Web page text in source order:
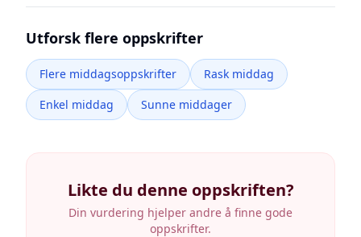
Utforsk flere oppskrifter
Flere middagsoppskrifter
Rask middag
Enkel middag
Sunne middager
Likte du denne oppskriften?
Din vurdering hjelper andre å finne gode
oppskrifter.